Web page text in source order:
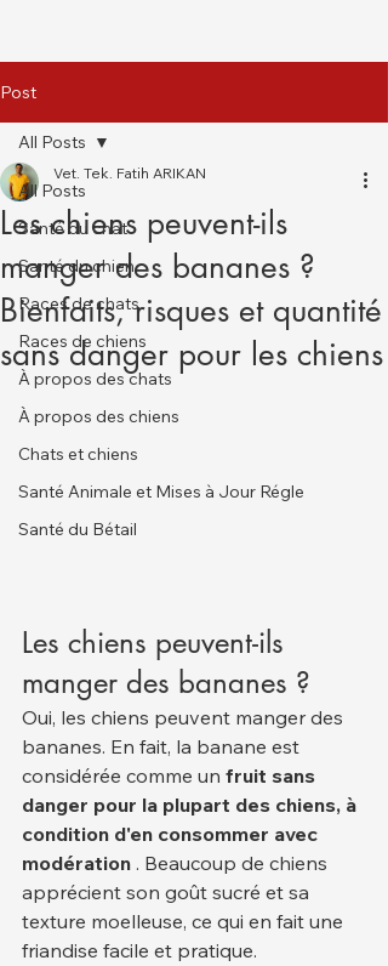
Post
All Posts
Santé du chat
Santé du chien
Races de chats
Races de chiens
À propos des chats
À propos des chiens
Chats et chiens
Santé Animale et Mises à Jour Régle
Santé du Bétail
All Posts
Les chiens peuvent-ils
manger des bananes ?
Bienfaits, risques et quantité
sans danger pour les chiens
Vet. Tek. Fatih ARIKAN
Les chiens peuvent-ils
manger des bananes ?
Oui, les chiens peuvent manger des
bananes. En fait, la banane est
considérée comme un fruit sans
danger pour la plupart des chiens, à
condition d'en consommer avec
modération . Beaucoup de chiens
apprécient son goût sucré et sa
texture moelleuse, ce qui en fait une
friandise facile et pratique.